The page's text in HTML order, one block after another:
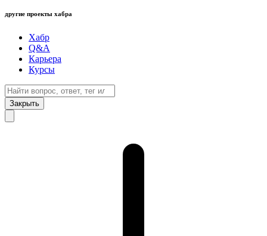
другие проекты хабра
Хабр
Q&A
Карьера
Курсы
Закрыть